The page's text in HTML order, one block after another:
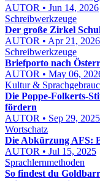
AUTOR • Jun 14, 2026
Schreibwerkzeuge
Der große Zirkel
AUTOR • Apr 21, 2026
Schreibwerkzeuge
Briefporto nach
AUTOR • May 06,
Kultur &
Die Poppe-Folkerts-
fördern
AUTOR • Sep 29, 2025
Wortschatz
Die Abkürzung AFS:
AUTOR • Jul 15, 2025
Sprachlernmethoden
So findest du